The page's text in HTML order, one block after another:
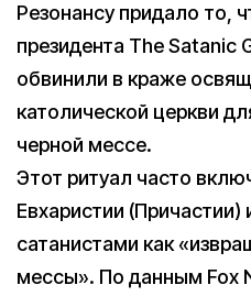
Резонансу придало то,
президента The
обвинили в краже
католической церкви
черной мессе.
Этот ритуал часто
Евхаристии (Причастии)
сатанистами как
мессы». По данным Fox